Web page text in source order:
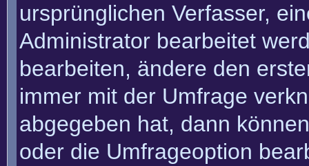
ursprünglichen Verfasser,
Administrator bearbeitet
bearbeiten, ändere den
immer mit der Umfrage
abgegeben hat, dann
oder die Umfrageoption